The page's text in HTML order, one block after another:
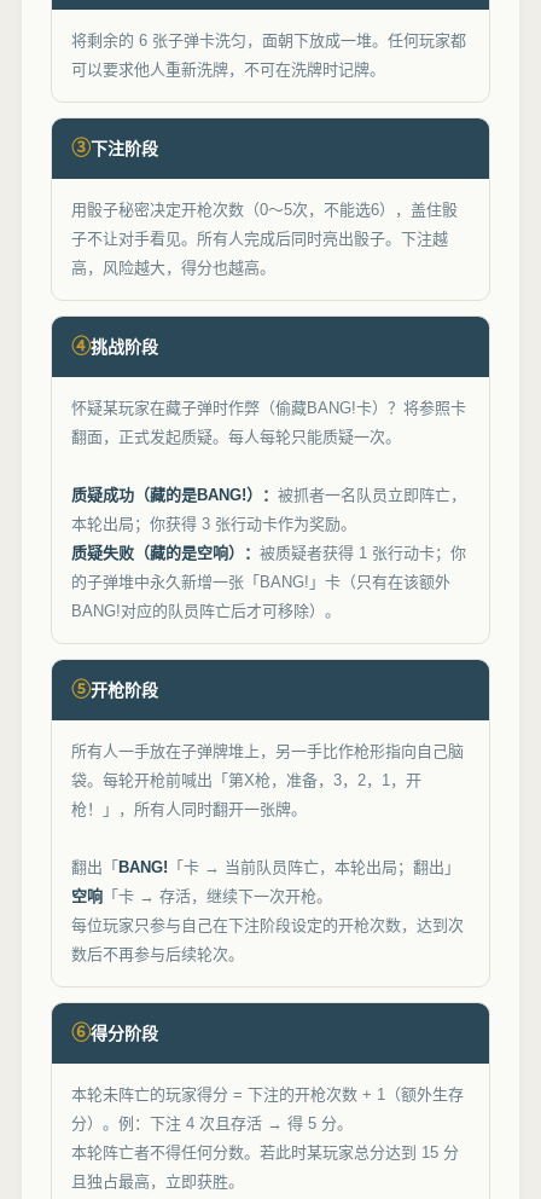
将剩余的 6 张子弹卡洗匀，面朝下放成一堆。任何玩家都
可以要求他人重新洗牌，不可在洗牌时记牌。
③下注阶段
用骰子秘密决定开枪次数（0～5次，不能选6），盖住骰
子不让对手看见。所有人完成后同时亮出骰子。下注越
高，风险越大，得分也越高。
④挑战阶段
怀疑某玩家在藏子弹时作弊（偷藏BANG!卡）？将参照卡
翻面，正式发起质疑。每人每轮只能质疑一次。
质疑成功（藏的是BANG!）： 被抓者一名队员立即阵亡，
本轮出局；你获得 3 张行动卡作为奖励。
质疑失败（藏的是空响）： 被质疑者获得 1 张行动卡；你
的子弹堆中永久新增一张「BANG!」卡（只有在该额外
BANG!对应的队员阵亡后才可移除）。
⑤开枪阶段
所有人一手放在子弹牌堆上，另一手比作枪形指向自己脑
袋。每轮开枪前喊出「第X枪，准备，3，2，1，开
枪！」，所有人同时翻开一张牌。
翻出「 BANG! 「卡 → 当前队员阵亡，本轮出局；翻出」
空响「卡 → 存活，继续下一次开枪。
每位玩家只参与自己在下注阶段设定的开枪次数，达到次
数后不再参与后续轮次。
⑥得分阶段
本轮未阵亡的玩家得分 = 下注的开枪次数 + 1（额外生存
分）。例：下注 4 次且存活 → 得 5 分。
本轮阵亡者不得任何分数。若此时某玩家总分达到 15 分
且独占最高，立即获胜。